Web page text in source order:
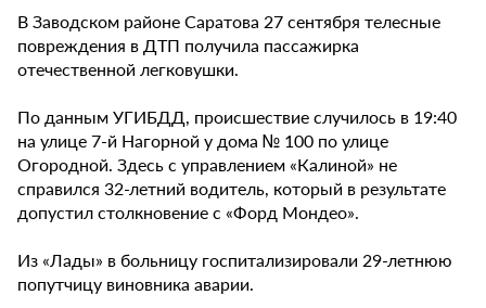
В Заводском районе Саратова 27 сентября телесные
повреждения в ДТП получила пассажирка
отечественной легковушки.
По данным УГИБДД, происшествие случилось в 19:40
на улице 7-й Нагорной у дома № 100 по улице
Огородной. Здесь с управлением «Калиной» не
справился 32-летний водитель, который в результате
допустил столкновение с «Форд Мондео».
Из «Лады» в больницу госпитализировали 29-летнюю
попутчицу виновника аварии.